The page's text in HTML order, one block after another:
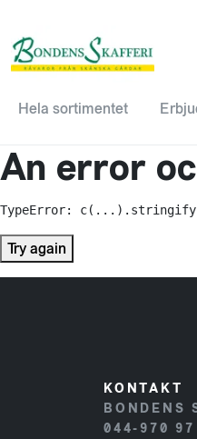
Hela sortimentet
An error
TypeError:
Try again
KONTAKT
BONDENS
044-970 97